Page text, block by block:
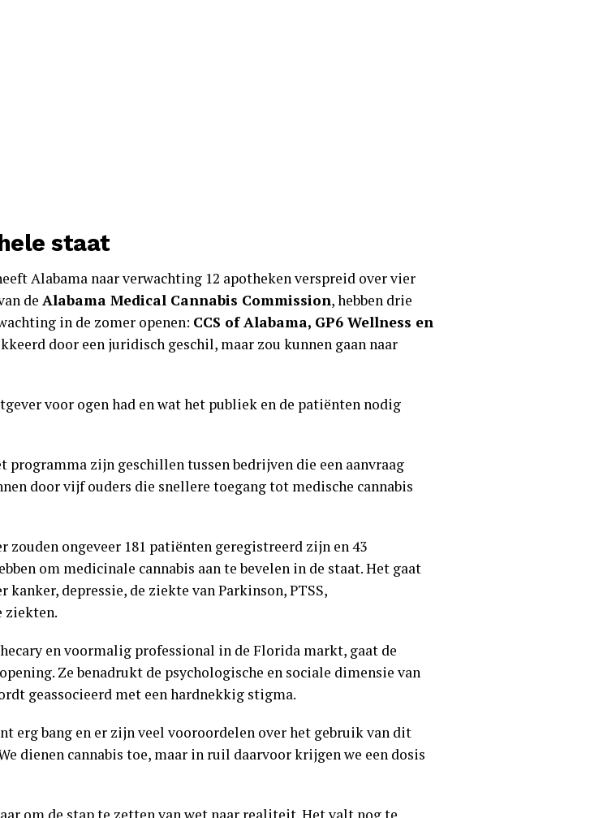
staat
Alabama naar verwachting 12 apotheken verspreid over vier
de Alabama Medical Cannabis Commission, hebben drie
in de zomer openen: CCS of Alabama, GP6 Wellness en
door een juridisch geschil, maar zou kunnen gaan naar
voor ogen had en wat het publiek en de patiënten nodig
programma zijn geschillen tussen bedrijven die een aanvraag
door vijf ouders die snellere toegang tot medische cannabis
ongeveer 181 patiënten geregistreerd zijn en 43
om medicinale cannabis aan te bevelen in de staat. Het gaat
depressie, de ziekte van Parkinson, PTSS,
ziekten.
en voormalig professional in de Florida markt, gaat de
Ze benadrukt de psychologische en sociale dimensie van
geassocieerd met een hardnekkig stigma.
erg bang en er zijn veel vooroordelen over het gebruik van dit
dienen cannabis toe, maar in ruil daarvoor krijgen we een dosis